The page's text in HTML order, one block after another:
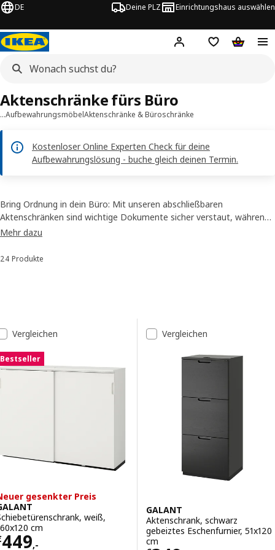
DE Deine PLZ Einrichtungshaus auswählen
Hej! Jetzt anmelden.
Einkaufsliste
…AufbewahrungsmöbelAktenschränke & Büroschränke
Kostenloser Online Experten Check für deine
Aufbewahrungslösung - buche gleich deinen Termin.
Aktenschränke fürs Büro
Bring Ordnung in dein Büro: Mit unseren abschließbaren
Aktenschränken sind wichtige Dokumente sicher verstaut, während
der Locher seinen festen Platz findet. Für alles, was du täglich
uns Qualität und Langlebigkeit am Herzen liegen, geben wir dir
Mehr dazu
Sortieren und Filtern
24 Produkte
Liste der Ergebnisse
Vergleichen
Bestseller
gesenkter Preis
weiß,
cm
449,-€ 449,-
Vergleichen
GALANT
Aktenschrank, schwarz
gebeiztes Eschenfurnier, 51x120
cm